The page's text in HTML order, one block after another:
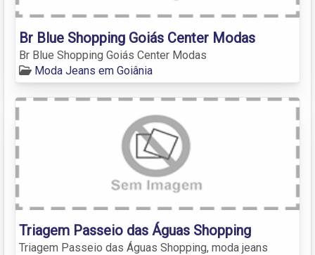
Br Blue Shopping Goiás Center Modas
Br Blue Shopping Goiás Center Modas
Moda Jeans em Goiânia
Triagem Passeio das Águas Shopping
Triagem Passeio das Águas Shopping, moda jeans